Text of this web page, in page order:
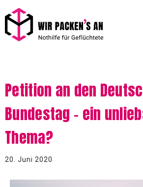
Zum
Inhalt
Petition an den
Bundestag – ein
Thema?
20. Juni 2020